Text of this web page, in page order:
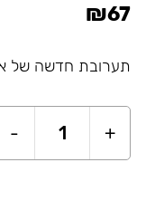
₪67
תערובת חדשה של
+
1
-